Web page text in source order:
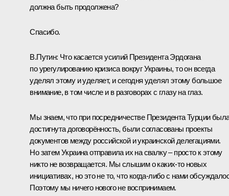
должна быть продолжена?
Спасибо.
В.Путин: Что касается усилий Президента Эрдогана
по урегулированию кризиса вокруг Украины, то он всегда
уделял этому и уделяет, и сегодня уделял этому большое
внимание, в том числе и в разговорах с глазу на глаз.
Мы знаем, что при посредничестве Президента Турции
достигнута договорённость, были согласованы проекты
документов между российской и украинской делегациями.
Но затем Украина отправила их на свалку – просто к этому
никто не возвращается. Мы слышим о каких-то новых
инициативах, но это не то, что когда-либо с нами
Поэтому мы ничего нового не воспринимаем.